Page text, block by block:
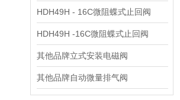
HDH49H - 16C微阻蝶式止回阀
HDH49H -16C微阻蝶式止回阀
其他品牌立式安装电磁阀
其他品牌自动微量排气阀